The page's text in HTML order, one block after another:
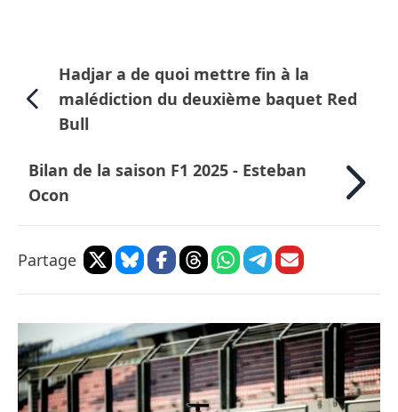
Hadjar a de quoi mettre fin à la
malédiction du deuxième baquet Red
Bull
Bilan de la saison F1 2025 - Esteban
Ocon
Partage